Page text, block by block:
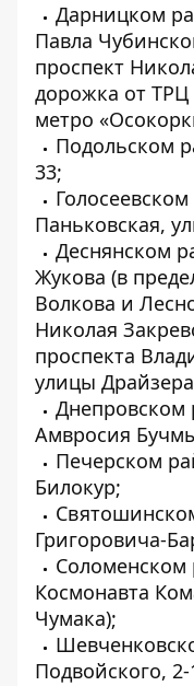
Дарницком
Павла
проспект
дорожка от ТРЦ
метро
Подольском
33;
Паньковская,
Деснянском
Жукова (в
Волкова и
Николая
проспекта
улицы
Днепровском
Амвросия
Печерском
Билокур;
Григоровича-
Соломенском
Космонавта
Чумака);
Подвойского, 2-